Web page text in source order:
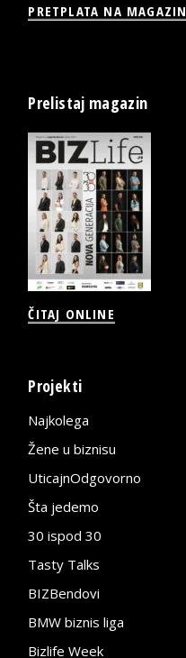
PRETPLATA NA MAGAZIN
Prelistaj magazin
ČITAJ ONLINE
Projekti
Najkolega
Žene u biznisu
UticajnOdgovorno
Šta jedemo
30 ispod 30
Tasty Talks
BIZBendovi
BMW biznis liga
Bizlife Week